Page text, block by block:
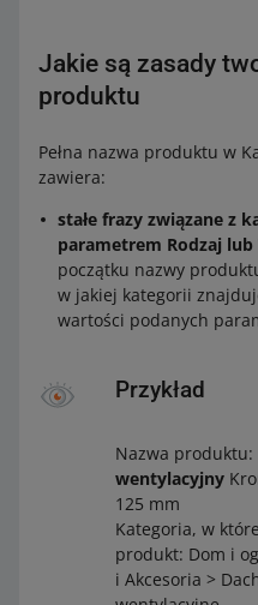
Jakie są zasady
produktu
Pełna nazwa produktu w
zawiera:
stałe frazy związane z
parametrem Rodzaj lub
początku nazwy
w jakiej kategorii
wartości podanych
Przykład
Nazwa produktu:
wentylacyjny
125 mm
Kategoria, w
produkt: Dom i
i Akcesoria >